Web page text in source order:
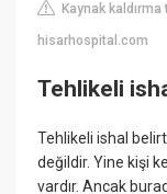
Kaynak kaldırma
hisarhospital.com
Tehlikeli
Tehlikeli ishal
değildir. Yine kişi
vardır. Ancak